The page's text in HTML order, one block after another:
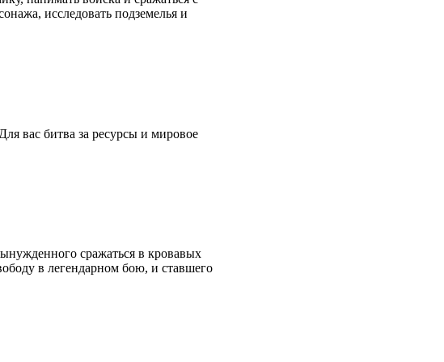
исследовать подземелья и
вас битва за ресурсы и мировое
сражаться в кровавых
в легендарном бою, и ставшего